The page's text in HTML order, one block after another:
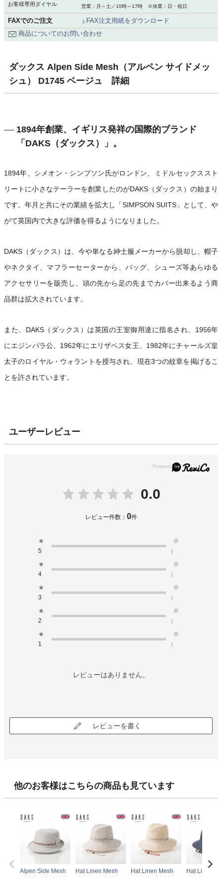
お客様専用ダイヤル 営業：月～土／10時～17時 ※休業：日・祝日
FAXでのご注文
FAX注文用紙をダウンロード
商品についてのお問い合わせ
ダックス Alpen Side Mesh（アルペン サイドメッ
シュ） D1745 ベージュ 詳細
1894年創業、イギリス発祥の国際的ブランド
「DAKS（ダックス）」。
1894年、シメオン・シンプソン氏がロンドン、ミドルセックススト
リートに小さなテーラーを創業したのがDAKS（ダックス）の始まり
です。年月と共にその業績を拡大し「SIMPSON SUITS」として、や
がて英国内で大きな評価を得るようになりました。
DAKS（ダックス）は、今や単なる紳士服メーカーから脱却し、帽子
やネクタイ、マフラーセーターから、バッグ、シューズ等あらゆる
アクセサリーを販売し、頭の先から足の先までカバー出来るよう商
品群は拡大されています。
また、DAKS（ダックス）は英国の王室御用達に指名され、1956年
にエジンバラ公、1962年にエリザベス女王、1982年にチャールズ皇
太子のロイヤル・ウォラントを授与され、現在3つの紋章を掲げるこ
とを許されています。
ユーザーレビュー
0.0
レビュー件数： 0件
★
5
(0
)
★
4
(0
)
★
3
(0
)
★
2
(0
)
★
1
(0
)
レビューはありません。
レビューを書く
他のお客様はこちらの商品も見ています
Alpen Side Mesh
Hat Linen Mesh
Hat Linen Mesh
Hat Linen